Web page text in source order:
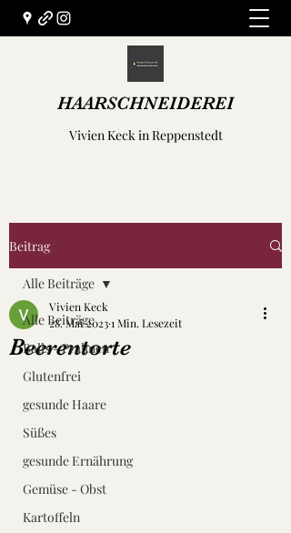
HAARSCHNEIDEREI
Vivien Keck in Reppenstedt
Beitrag
Alle Beiträge
Balls - Pralinen
Glutenfrei
gesunde Haare
Süßes
gesunde Ernährung
Gemüse - Obst
Kartoffeln
Alle Beiträge
Beerentorte
Vivien Keck
28. Mai 20231 Min. Lesezeit